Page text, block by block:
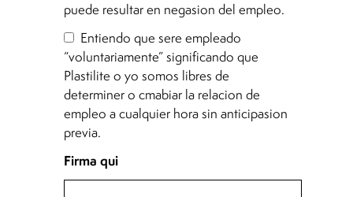
puede resultar en negasion del empleo.
Entiendo que sere empleado
“voluntariamente” significando que
Plastilite o yo somos libres de
determiner o cmabiar la relacion de
empleo a cualquier hora sin anticipasion
previa.
Firma qui